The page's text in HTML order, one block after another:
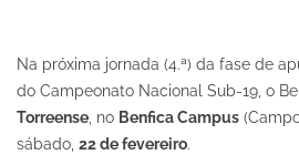
Na próxima jornada (4.ª) da fase de
do Campeonato Nacional Sub-19, o
Torreense , no Benfica Campus
sábado, 22 de fevereiro.